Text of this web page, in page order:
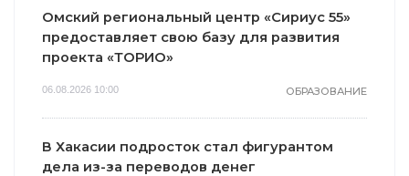
Омский региональный центр «Сириус 55»
предоставляет свою базу для развития
проекта «ТОРИО»
06.08.2026 10:00 ОБРАЗОВАНИЕ
В Хакасии подросток стал фигурантом
дела из-за переводов денег